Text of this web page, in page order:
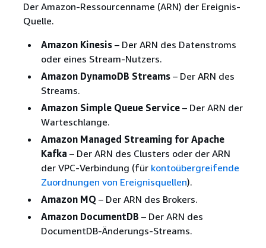
Der Amazon-Ressourcenname (ARN) der Ereignis-
Quelle.
Amazon Kinesis– Der ARN des Datenstroms
oder eines Stream-Nutzers.
Amazon DynamoDB Streams– Der ARN des
Streams.
Amazon Simple Queue Service– Der ARN der
Warteschlange.
Amazon Managed Streaming for Apache
Kafka – Der ARN des Clusters oder der ARN
der VPC-Verbindung (für kontoübergreifende
Zuordnungen von Ereignisquellen).
Amazon MQ – Der ARN des Brokers.
Amazon DocumentDB – Der ARN des
DocumentDB-Änderungs-Streams.